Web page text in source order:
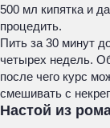
500 мл кипятка и
процедить.
Пить за 30 минут
четырех недель.
после чего курс
смешивать с
Настой из